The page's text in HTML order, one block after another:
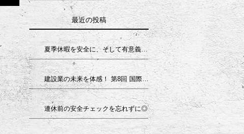
最近の投稿
夏季休暇を安全に、そして有意義に
建設業の未来を体感！ 第8回 国際 建設・測量展（CSPI-EXPO 2026）へ行ってきました
連休前の安全チェックを忘れずに◎